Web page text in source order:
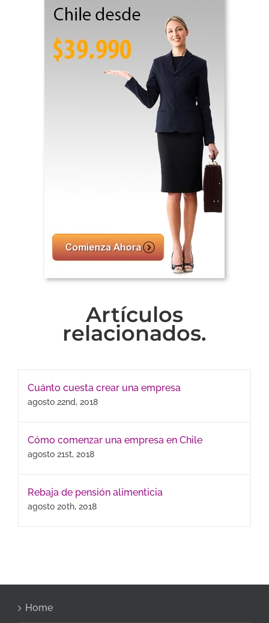
Artículos
relacionados.
Cuánto cuesta crear una empresa
agosto 22nd, 2018
Cómo comenzar una empresa en Chile
agosto 21st, 2018
Rebaja de pensión alimenticia
agosto 20th, 2018
Home